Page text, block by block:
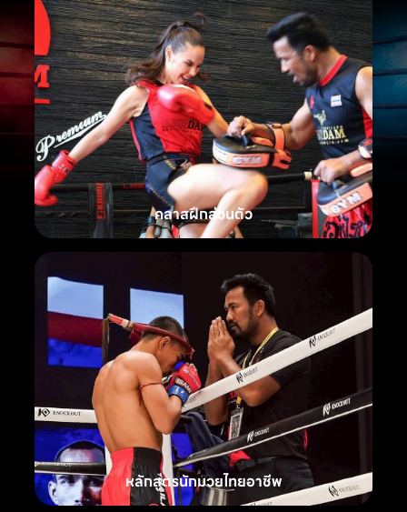
คลาสฝึกส่วนตัว
หลักสูตรนักมวยไทยอาชีพ